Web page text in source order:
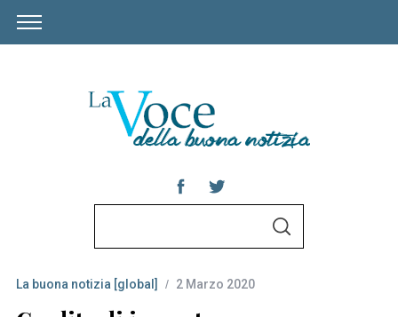
r
S
La buona notizia [global] 2 Marzo 2020